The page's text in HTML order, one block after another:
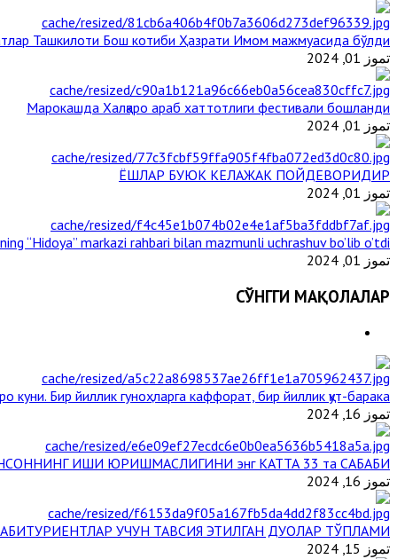
Ташкилоти Бош котиби Ҳазрати Имом мажмуасида бўлди
تموز 01, 2024
Марокашда Халқаро араб хаттотлиги фестивали бошланди
تموز 01, 2024
ЁШЛАР БУЮК КЕЛАЖАК ПОЙДЕВОРИДИР
تموز 01, 2024
“Hidoya” markazi rahbari bilan mazmunli uchrashuv bo’lib o’tdi
تموز 01, 2024
СЎНГГИ МАҚОЛАЛАР
куни. Бир йиллик гуноҳларга каффорат, бир йиллик қут-барака
تموز 16, 2024
ИШИ ЮРИШМАСЛИГИНИ энг КАТТА 33 та САБАБИ
تموز 16, 2024
АБИТУРИЕНТЛАР УЧУН ТАВСИЯ ЭТИЛГАН ДУОЛАР ТЎПЛАМИ
تموز 15, 2024